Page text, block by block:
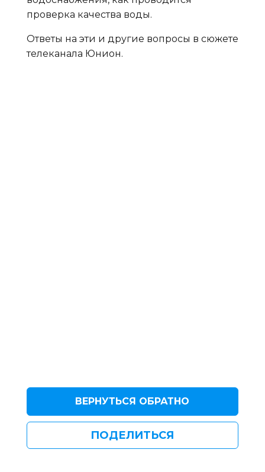
проверка качества воды.
Ответы на эти и другие вопросы в сюжете
телеканала Юнион.
ВЕРНУТЬСЯ ОБРАТНО
ПОДЕЛИТЬСЯ